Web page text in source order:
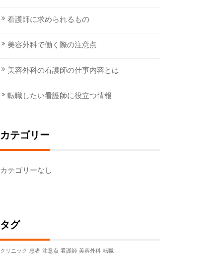
看護師に求められるもの
美容外科で働く際の注意点
美容外科の看護師の仕事内容とは
転職したい看護師に役立つ情報
カテゴリー
カテゴリーなし
タグ
クリニック 患者 注意点 看護師 美容外科 転職